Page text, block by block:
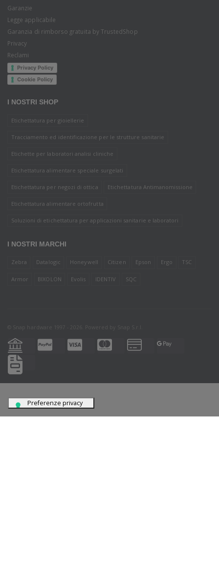
Garanzie
Legge applicabile
Garanzia di rimborso gratuita by TrustedShop
Privacy
Reclami
Privacy Policy
Cookie Policy
I NOSTRI SHOP
Etichettatura per gioiellerie
Tracciamento ed identificazione per le strutture sanitarie
Etichette per laboratori analisi cliniche
Etichettatura alimentare speciale surgelati
Etichettatura per negozi di ottica Etichettatura Antimanomissione
Etichettatura alimentare ortofrutta
Soluzioni di etichettatura per applicazioni sanitarie e laboratori
I NOSTRI MARCHI
Zebra Datalogic Honeywell Citizen Epson Ergo TSC
Armor BIXOLON Evolis IDENTIV SQC
© Snap hardware 1997 - 2026. Powered by Snap S.r.l.